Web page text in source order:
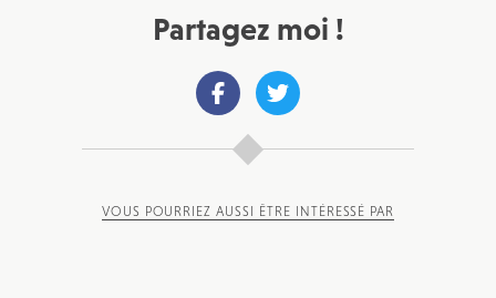
Partagez moi !
VOUS POURRIEZ AUSSI ÊTRE INTÉRESSÉ PAR